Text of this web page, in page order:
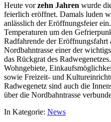
Heute vorzehn Jahren wurde
feierlich eröffnet. Damals luden
anlässlich der Eröffnungsfeier
Temperaturen um den
Radfahrende der Eröffnungsfahrt
Nordbahntrasse einer der
das Rückgrat des
Wohngebiete,
sowie Freizeit- und
Radwegenetz sind auch die
über die Nordbahntrasse
In Kategorie: News